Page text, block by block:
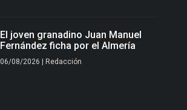
El joven granadino Juan Manuel
Fernández ficha por el Almería
06/08/2026 | Redacción